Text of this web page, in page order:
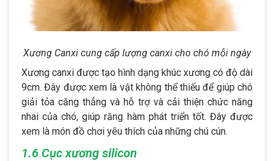
Xương Canxi cung cấp lượng canxi cho chó mỗi ngày
Xương canxi được tạo hình dạng khúc xương có độ dài
9cm. Đây được xem là vật không thể thiếu để giúp chó
giải tỏa căng thẳng và hỗ trợ và cải thiện chức năng
nhai của chó, giúp răng hàm phát triển tốt. Đây được
xem là món đồ chơi yêu thích của những chú cún.
1.6 Cục xương silicon